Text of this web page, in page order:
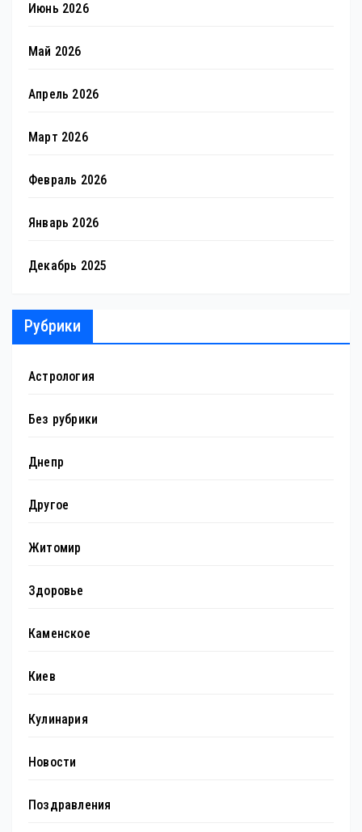
Июнь 2026
Май 2026
Апрель 2026
Март 2026
Февраль 2026
Январь 2026
Декабрь 2025
Рубрики
Астрология
Без рубрики
Днепр
Другое
Житомир
Здоровье
Каменское
Киев
Кулинария
Новости
Поздравления